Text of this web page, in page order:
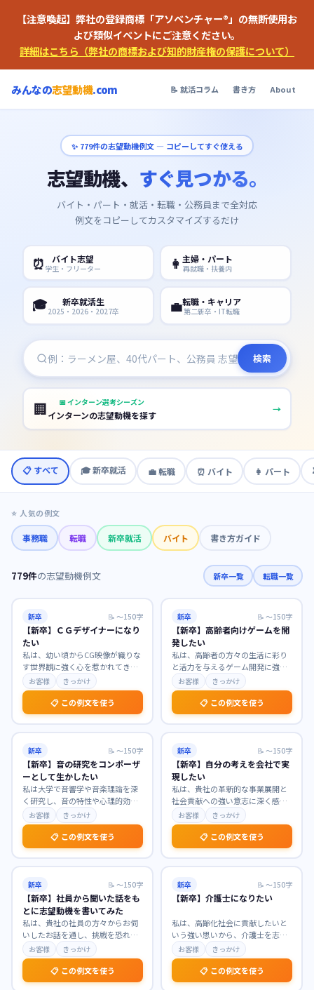
【注意喚起】弊社の登録商標「アソベンチャー®」の無断使用お
よび類似イベントにご注意ください。
詳細はこちら（弊社の商標および知的財産権の保護について）
みんなの志望動機.com 📝 就活コラム 書き方 About
✨ 779件の志望動機例文 — コピーしてすぐ使える
志望動機、 すぐ見つかる。
バイト・パート・就活・転職・公務員まで全対応
例文をコピーしてカスタマイズするだけ
⏰ バイト志望
学生・フリーター 👩 主婦・パート
再就職・扶養内
🎓 新卒就活生
2025・2026・2027卒 💼転職・キャリア
第二新卒・IT転職
検索
🏢 📅インターン選考シーズン
インターンの志望動機を探す
→
📋 すべて 🎓 新卒就活 💼 転職 ⏰ バイト 👩 パート
⭐ 人気の例文
事務職 転職 新卒就活 バイト 書き方ガイド
779件の志望動機例文 新卒一覧 転職一覧
新卒 📝 〜150字
【新卒】ＣＧデザイナーになり
たい
私は、幼い頃からCG映像が織りな
す世界観に強く心を惹かれてきま
した。特に貴社が手掛けられた作
品の表現力には深く…
お客様 きっかけ
📋 この例文を使う
新卒 📝 〜150字
【新卒】高齢者向けゲームを開
発したい
私は、高齢者の方々の生活に彩り
と活力を与えるゲーム開発に強く
惹かれています。少子高齢化社会
において、認知機能の…
お客様 きっかけ
📋 この例文を使う
新卒 📝 〜150字
【新卒】音の研究をコンポーザ
ーとして生かしたい
私は大学で音響学や音楽理論を深
く研究し、音の特性や心理的効果
への理解を深めました。この専門
知識と情熱を活かし、…
お客様 きっかけ
📋 この例文を使う
新卒 📝 〜150字
【新卒】自分の考えを会社で実
現したい
私は、貴社の革新的な事業展開と
社会貢献への強い意志に深く感銘
を受けております。これまで培っ
てきた探求心と課題解…
お客様 きっかけ
📋 この例文を使う
新卒 📝 〜150字
【新卒】社員から聞いた話をも
とに志望動機を書いてみた
私は、貴社の社員の方々からお伺
いしたお話を通し、挑戦を恐れず
新しい価値創造を目指す企業文化
に深く共感いたしまし…
お客様 きっかけ
📋 この例文を使う
新卒 📝 〜150字
【新卒】介護士になりたい
私は、高齢化社会に貢献したいと
いう強い思いから、介護士を志望
いたします。大学での学びを通じ
て、人々の生活を支え…
お客様 きっかけ
📋 この例文を使う